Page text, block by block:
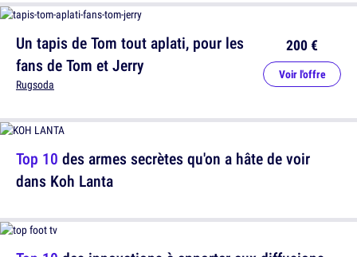
Un tapis de Tom tout aplati, pour les
fans de Tom et Jerry
Rugsoda
200 €
Voir l'offre
Top 10 des armes secrètes qu'on a hâte de voir
dans Koh Lanta